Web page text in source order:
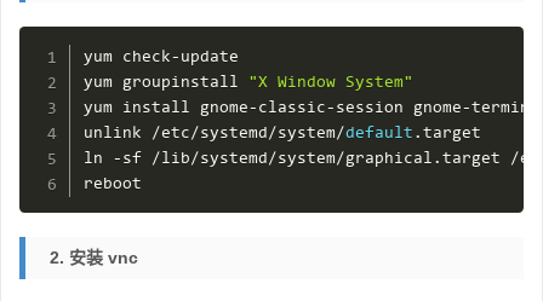
yum check- update
yum groupinstall "X Window System"
yum install gnome- classic- session gnome-
unlink /etc/systemd/system/default .target
ln - sf /lib/systemd/system/graphical .target /
reboot
2. 安装 vnc